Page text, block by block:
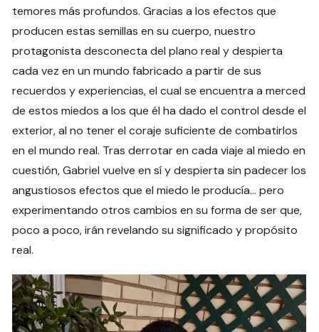
temores más profundos. Gracias a los efectos que
producen estas semillas en su cuerpo, nuestro
protagonista desconecta del plano real y despierta
cada vez en un mundo fabricado a partir de sus
recuerdos y experiencias, el cual se encuentra a merced
de estos miedos a los que él ha dado el control desde el
exterior, al no tener el coraje suficiente de combatirlos
en el mundo real. Tras derrotar en cada viaje al miedo en
cuestión, Gabriel vuelve en sí y despierta sin padecer los
angustiosos efectos que el miedo le producía… pero
experimentando otros cambios en su forma de ser que,
poco a poco, irán revelando su significado y propósito
real.